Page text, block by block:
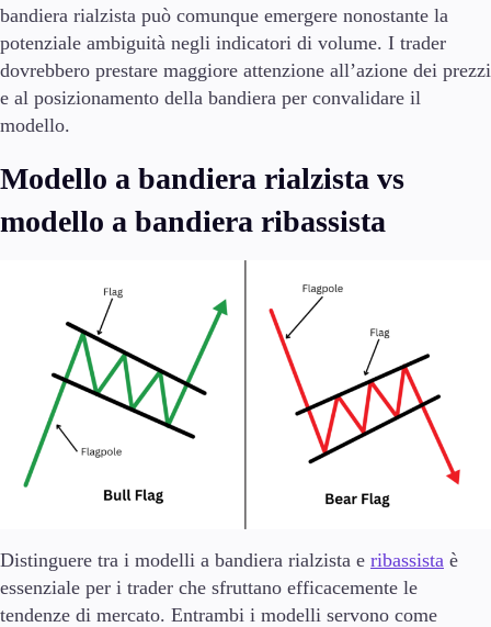
bandiera rialzista può comunque emergere nonostante la
potenziale ambiguità negli indicatori di volume. I trader
dovrebbero prestare maggiore attenzione all’azione dei prezzi
e al posizionamento della bandiera per convalidare il
modello.
Modello a bandiera rialzista vs
modello a bandiera ribassista
Distinguere tra i modelli a bandiera rialzista e ribassista è
essenziale per i trader che sfruttano efficacemente le
tendenze di mercato. Entrambi i modelli servono come